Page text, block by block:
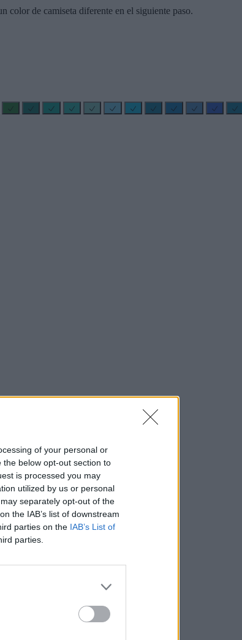
of your personal or
below opt-out section to
is processed you may
utilized by us or personal
separately opt-out of the
the IAB’s list of downstream
parties on the IAB’s List of
parties.
color de camiseta diferente en el siguiente paso.